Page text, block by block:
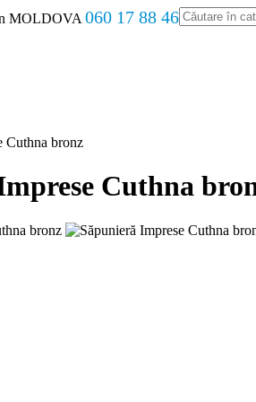
MOLDOVA 060 17 88 46
Cuthna bronz
Cuthna